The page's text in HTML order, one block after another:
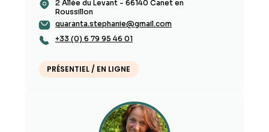
2 Allée du Levant - 66140 Canet en
Roussillon
quaranta.stephanie@gmail.com
+33 (0) 6 79 95 46 01
PRÉSENTIEL / EN LIGNE